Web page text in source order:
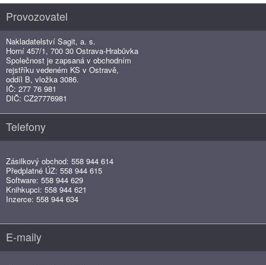
Provozovatel
Nakladatelství Sagit, a. s.
Horní 457/1, 700 30 Ostrava-Hrabůvka
Společnost je zapsaná v obchodním
rejstříku vedeném KS v Ostravě,
oddíl B, vložka 3086.
IČ: 277 76 981
DIČ: CZ27776981
Telefony
Zásilkový obchod: 558 944 614
Předplatné ÚZ: 558 944 615
Software: 558 944 629
Knihkupci: 558 944 621
Inzerce: 558 944 634
E-maily